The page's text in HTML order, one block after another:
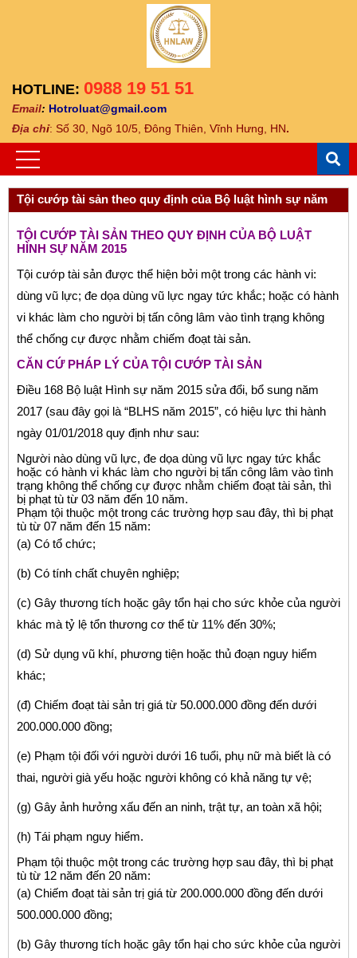
HOTLINE: 0988 19 51 51
Email: Hotroluat@gmail.com
Địa chỉ: Số 30, Ngõ 10/5, Đông Thiên, Vĩnh Hưng, HN.
Tội cướp tài sản theo quy định của Bộ luật hình sự năm
TỘI CƯỚP TÀI SẢN THEO QUY ĐỊNH CỦA BỘ LUẬT
HÌNH SỰ NĂM 2015
Tội cướp tài sản được thể hiện bởi một trong các hành vi:
dùng vũ lực; đe dọa dùng vũ lực ngay tức khắc; hoặc có hành
vi khác làm cho người bị tấn công lâm vào tình trạng không
thể chống cự được nhằm chiếm đoạt tài sản.
CĂN CỨ PHÁP LÝ CỦA TỘI CƯỚP TÀI SẢN
Điều 168 Bộ luật Hình sự năm 2015 sửa đổi, bổ sung năm
2017 (sau đây gọi là “BLHS năm 2015”, có hiệu lực thi hành
ngày 01/01/2018 quy định như sau:
Người nào dùng vũ lực, đe dọa dùng vũ lực ngay tức khắc
hoặc có hành vi khác làm cho người bị tấn công lâm vào tình
trạng không thể chống cự được nhằm chiếm đoạt tài sản, thì
bị phạt tù từ 03 năm đến 10 năm.
Phạm tội thuộc một trong các trường hợp sau đây, thì bị phạt
tù từ 07 năm đến 15 năm:
(a) Có tổ chức;
(b) Có tính chất chuyên nghiệp;
(c) Gây thương tích hoặc gây tổn hại cho sức khỏe của người
khác mà tỷ lệ tổn thương cơ thể từ 11% đến 30%;
(d) Sử dụng vũ khí, phương tiện hoặc thủ đoạn nguy hiểm
khác;
(đ) Chiếm đoạt tài sản trị giá từ 50.000.000 đồng đến dưới
200.000.000 đồng;
(e) Phạm tội đối với người dưới 16 tuổi, phụ nữ mà biết là có
thai, người già yếu hoặc người không có khả năng tự vệ;
(g) Gây ảnh hưởng xấu đến an ninh, trật tự, an toàn xã hội;
(h) Tái phạm nguy hiểm.
Phạm tội thuộc một trong các trường hợp sau đây, thì bị phạt
tù từ 12 năm đến 20 năm:
(a) Chiếm đoạt tài sản trị giá từ 200.000.000 đồng đến dưới
500.000.000 đồng;
(b) Gây thương tích hoặc gây tổn hại cho sức khỏe của người